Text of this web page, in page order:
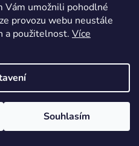
Vám umožnili pohodlné
provozu webu neustále
a použitelnost. Více
Souhlasím